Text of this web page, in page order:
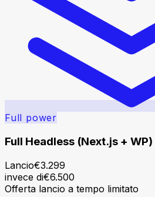
Full power
Full Headless (Next.js + WP)
Lancio€3.299
invece di€6.500
Offerta lancio a tempo limitato